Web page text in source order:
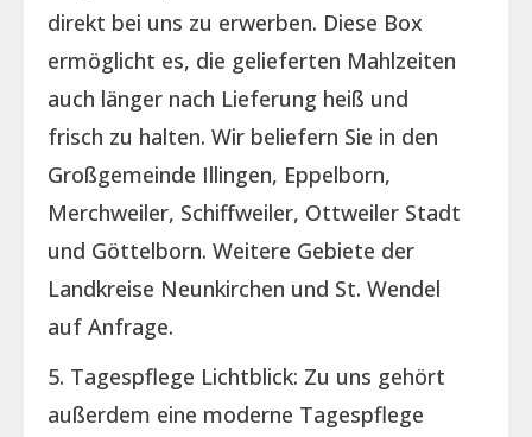
direkt bei uns zu erwerben. Diese Box
ermöglicht es, die gelieferten Mahlzeiten
auch länger nach Lieferung heiß und
frisch zu halten. Wir beliefern Sie in den
Großgemeinde Illingen, Eppelborn,
Merchweiler, Schiffweiler, Ottweiler Stadt
und Göttelborn. Weitere Gebiete der
Landkreise Neunkirchen und St. Wendel
auf Anfrage.
5. Tagespflege Lichtblick: Zu uns gehört
außerdem eine moderne Tagespflege